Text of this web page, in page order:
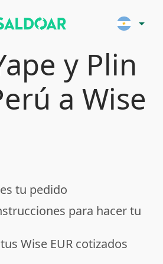
arrow_drop_down
y Plin
a Wise
tu pedido
para hacer tu
Wise EUR cotizados